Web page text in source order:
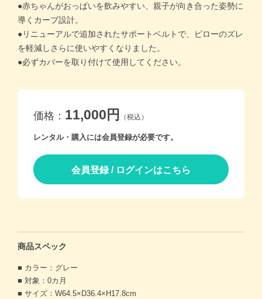
カテゴリー
ブランド
＞会社概要
特定商取引法に基づく表記
●赤ちゃんがおっぱいを飲みやすい、親子が向き合った姿勢に
導くカーブ設計。
●リニューアルで追加されたサポートベルトで、ピローのズレ
を軽減しさらに使いやすくなりました。
●必ずカバーを取り付けて使用してください。
価格： 11,000円 （税込）
レンタル・購入には会員登録が必要です。
会員登録 / ログインはこちら
商品スペック
■ カラー：グレー
■ 対象：0カ月
■ サイズ：W64.5×D36.4×H17.8cm